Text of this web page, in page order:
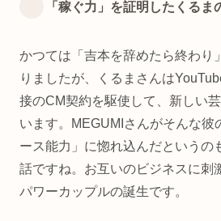
「稼ぐ力」を証明したくるま
かつては「吉本を辞めたら終わり
りましたが、くるまさんは
接のCM契約を駆使して、新しい
います。MEGUMIさんがそんな彼
ース能力」に惚れ込んだというの
話ですね。お互いのビジネスに刺
パワーカップルの誕生です。